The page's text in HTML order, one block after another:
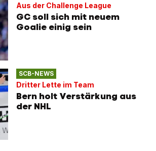
Aus der Challenge League
GC soll sich mit neuem
Goalie einig sein
SCB-NEWS
Dritter Lette im Team
Bern holt Verstärkung aus
der NHL